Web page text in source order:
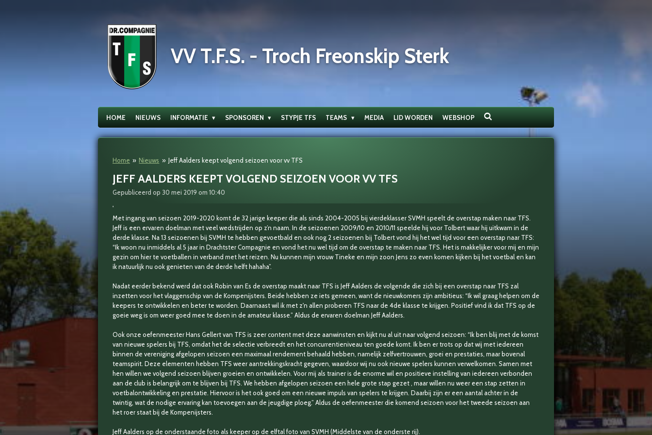
VV T.F.S. - Troch Freonskip Sterk
HOME NIEUWS INFORMATIE SPONSOREN STYPJE TFS TEAMS MEDIA LID WORDEN WEBSHOP
Home » Nieuws » Jeff Aalders keept volgend seizoen voor vv TFS
JEFF AALDERS KEEPT VOLGEND SEIZOEN VOOR VV TFS
Gepubliceerd op 30 mei 2019 om 10:40
'
Met ingang van seizoen 2019-2020 komt de 32 jarige keeper die als sinds 2004-2005 bij vierdeklasser SVMH speelt de overstap maken naar TFS.
Jeff is een ervaren doelman met veel wedstrijden op z’n naam. In de seizoenen 2009/10 en 2010/11 speelde hij voor Tolbert waar hij uitkwam in de
derde klasse. Na 13 seizoenen bij SVMH te hebben gevoetbald en ook nog 2 seizoenen bij Tolbert vond hij het wel tijd voor een overstap naar TFS:
“Ik woon nu inmiddels al 5 jaar in Drachtster Compagnie en vond het nu wel tijd om de overstap te maken naar TFS. Het is makkelijker voor mij en mijn
gezin om hier te voetballen in verband met het reizen. Nu kunnen mijn vrouw Tineke en mijn zoon Jens zo even komen kijken bij het voetbal en kan
ik natuurlijk nu ook genieten van de derde helft hahaha”.
Nadat eerder bekend werd dat ook Robin van Es de overstap maakt naar TFS is Jeff Aalders de volgende die zich bij een overstap naar TFS zal
inzetten voor het vlaggenschip van de Kompenijsters. Beide hebben ze iets gemeen, want de nieuwkomers zijn ambitieus: “Ik wil graag helpen om de
keepers te ontwikkelen en beter te worden. Daarnaast wil ik met z'n allen proberen TFS naar de 4de klasse te krijgen. Positief vind ik dat TFS op de
goeie weg is om weer goed mee te doen in de amateur klasse.” Aldus de ervaren doelman Jeff Aalders.
Ook onze oefenmeesterHans Gellertvan TFS is zeer content met deze aanwinsten en kijkt nu al uit naar volgend seizoen: “Ik ben blij met de komst
van nieuwe spelers bij TFS, omdat het de selectie verbreedt en het concurrentieniveau ten goede komt. Ik ben er trots op dat wij met iedereen
binnen de vereniging afgelopen seizoen een maximaal rendement behaald hebben, namelijk zelfvertrouwen, groei en prestaties, maar bovenal
teamspirit. Deze elementen hebben TFS weer aantrekkingskracht gegeven, waardoor wij nu ook nieuwe spelers kunnen verwelkomen. Samen met
hen willen we volgend seizoen blijven groeien en ontwikkelen. Voor mij als trainer is de enorme wil en positieve instelling van iedereen verbonden
aan de club is belangrijk om te blijven bij TFS. We hebben afgelopen seizoen een hele grote stap gezet , maar willen nu weer een stap zetten in
voetbalontwikkeling en prestatie. Hiervoor is het ook goed om een nieuwe impuls van spelers te krijgen. Daarbij zijn er een aantal achter in de
twintig, wat de nodige ervaring kan toevoegen aan de jeugdige ploeg.” Aldus de oefenmeester die komend seizoen voor het tweede seizoen aan
het roer staat bij de Kompenijsters.
Jeff Aalders op de onderstaande foto als keeper op de elftal foto van SVMH (Middelste van de onderste rij).